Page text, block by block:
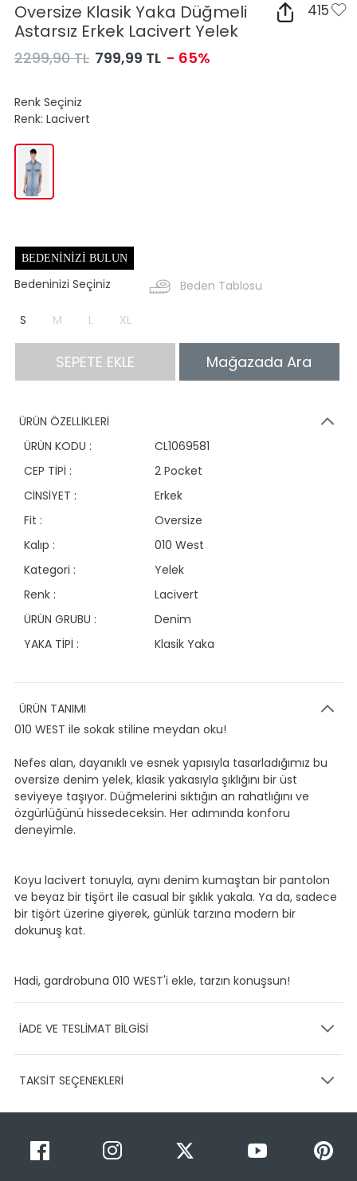
Oversize Klasik Yaka Düğmeli
Astarsız Erkek Lacivert Yelek
415
2299,90 TL 799,99 TL - 65%
Renk Seçiniz
Renk: Lacivert
BEDENINIZI BULUN
Bedeninizi Seçiniz Beden Tablosu
S M L XL
SEPETE EKLE Mağazada Ara
ÜRÜN ÖZELLİKLERİ
ÜRÜN KODU :
CL1069581
CEP TİPİ :
2 Pocket
CİNSİYET :
Erkek
Fit :
Oversize
Kalıp :
010 West
Kategori :
Yelek
Renk :
Lacivert
ÜRÜN GRUBU :
Denim
YAKA TİPİ :
Klasik Yaka
ÜRÜN TANIMI
010 WEST ile sokak stiline meydan oku!
Nefes alan, dayanıklı ve esnek yapısıyla tasarladığımız bu
oversize denim yelek, klasik yakasıyla şıklığını bir üst
seviyeye taşıyor. Düğmelerini sıktığın an rahatlığını ve
özgürlüğünü hissedeceksin. Her adımında konforu
deneyimle.
Koyu lacivert tonuyla, aynı denim kumaştan bir pantolon
ve beyaz bir tişört ile casual bir şıklık yakala. Ya da, sadece
bir tişört üzerine giyerek, günlük tarzına modern bir
dokunuş kat.
Hadi, gardrobuna 010 WEST'i ekle, tarzın konuşsun!
İADE VE TESLİMAT BİLGİSİ
Ürünlerinizin gönderimini anlaşmalı olduğumuz PTT,
1-3 iş günü içerisinde kargoya teslim edilir.
Siparişimin kargo takibini nasıl yapabilirim?
TAKSİT SEÇENEKLERİ
Taksit Sayısı Taksit Miktarı
Taksitli Tutar
Toplam